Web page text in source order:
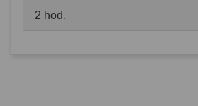
2 hod.